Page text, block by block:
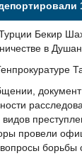
Бекир
в
провели
борьбы